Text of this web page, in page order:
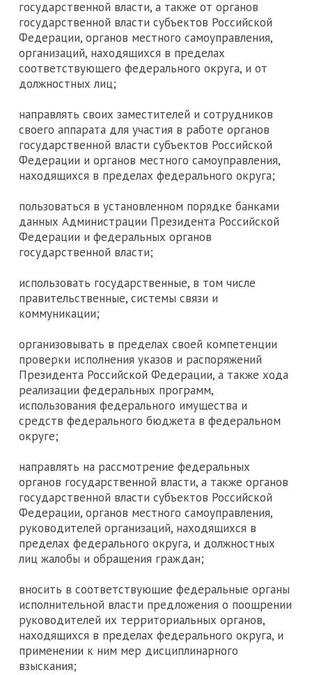
государственной власти, а также от органов
государственной власти субъектов Российской
Федерации, органов местного самоуправления,
организаций, находящихся в пределах
соответствующего федерального округа, и от
должностных лиц;
направлять своих заместителей и сотрудников
своего аппарата для участия в работе органов
государственной власти субъектов Российской
Федерации и органов местного самоуправления,
находящихся в пределах федерального округа;
пользоваться в установленном порядке банками
данных Администрации Президента Российской
Федерации и федеральных органов
государственной власти;
использовать государственные, в том числе
правительственные, системы связи и
коммуникации;
организовывать в пределах своей компетенции
проверки исполнения указов и распоряжений
Президента Российской Федерации, а также хода
реализации федеральных программ,
использования федерального имущества и
средств федерального бюджета в федеральном
округе;
направлять на рассмотрение федеральных
органов государственной власти, а также органов
государственной власти субъектов Российской
Федерации, органов местного самоуправления,
руководителей организаций, находящихся в
пределах федерального округа, и должностных
лиц жалобы и обращения граждан;
вносить в соответствующие федеральные органы
исполнительной власти предложения о поощрении
руководителей их территориальных органов,
находящихся в пределах федерального округа, и
применении к ним мер дисциплинарного
взыскания;